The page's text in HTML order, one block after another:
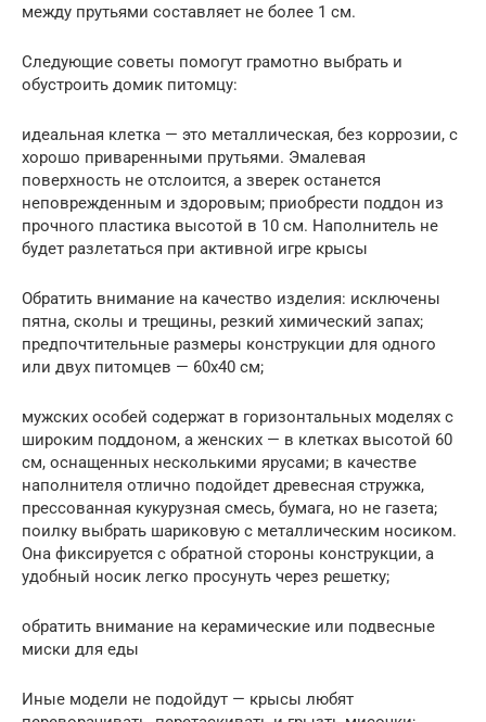
между прутьями составляет не более 1 см.
Следующие советы помогут грамотно выбрать и
обустроить домик питомцу:
идеальная клетка — это металлическая, без коррозии, с
хорошо приваренными прутьями. Эмалевая
поверхность не отслоится, а зверек останется
неповрежденным и здоровым; приобрести поддон из
прочного пластика высотой в 10 см. Наполнитель не
будет разлетаться при активной игре крысы
Обратить внимание на качество изделия: исключены
пятна, сколы и трещины, резкий химический запах;
предпочтительные размеры конструкции для одного
или двух питомцев — 60х40 см;
мужских особей содержат в горизонтальных моделях с
широким поддоном, а женских — в клетках высотой 60
см, оснащенных несколькими ярусами; в качестве
наполнителя отлично подойдет древесная стружка,
прессованная кукурузная смесь, бумага, но не газета;
поилку выбрать шариковую с металлическим носиком.
Она фиксируется с обратной стороны конструкции, а
удобный носик легко просунуть через решетку;
обратить внимание на керамические или подвесные
миски для еды
Иные модели не подойдут — крысы любят